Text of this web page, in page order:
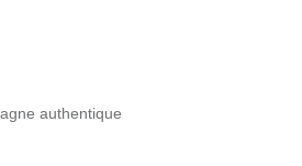
authentique